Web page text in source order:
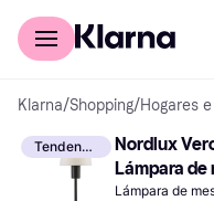
Comprar con Klarna
Klarna/Shopping/Hogares
Tendencia
Nordlux
Lámpara de
Lámpara de